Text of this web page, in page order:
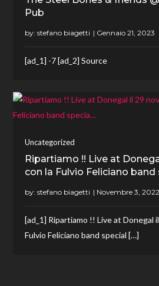
Pub
by:stefano biagetti
[ad_1] -7 [ad_2] Source
Uncategorized
Ripartiamo !! Live at
con la Fulvio Feliciano band
by:stefano biagetti
[ad_1] Ripartiamo !! Live at Donegal
Fulvio Feliciano band special […]